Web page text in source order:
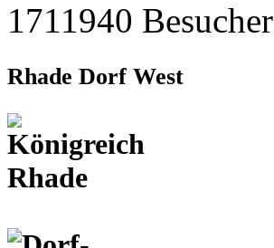
1711940 Besucher
Rhade Dorf West